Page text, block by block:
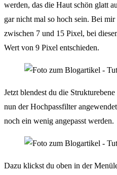
werden, das die Haut schön glatt
gar nicht mal so hoch sein. Bei
zwischen 7 und 15 Pixel, bei
Wert von 9 Pixel entschieden.
Jetzt blendest du die
nun der Hochpassfilter
noch ein wenig angepasst werden.
Dazu klickst du oben in der